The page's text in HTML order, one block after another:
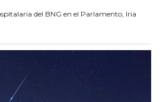
del BNG en el Parlamento, Iria